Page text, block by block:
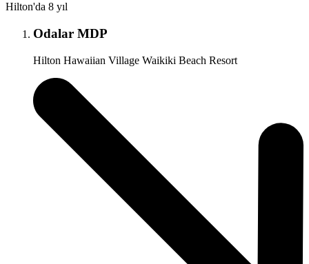
Hilton'da 8 yıl
Odalar MDP
Hilton Hawaiian Village Waikiki Beach Resort